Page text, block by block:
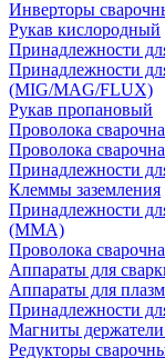
Инверторы
Рукав кислородный
Принадлежности
Принадлежности
(MIG/MAG/FLUX)
Рукав пропановый
Проволока
Проволока
Принадлежности
Клеммы заземления
Принадлежности
(MMA)
Проволока
Аппараты для
Аппараты для
Принадлежности
Магниты держатели
Редукторы